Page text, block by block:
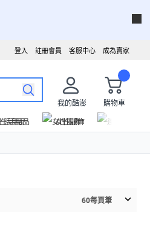
成為賣家
客服中心
註冊會員
登入
我的酷澎
購物車
生活用品 女性服飾
60每頁筆